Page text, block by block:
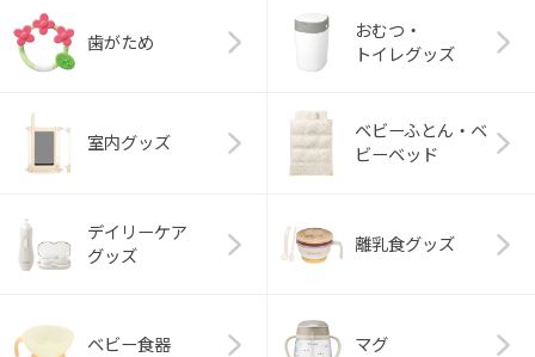
歯がため
おむつ・
トイレグッズ
室内グッズ
ベビーふとん・ベ
ビーベッド
デイリーケア
グッズ
離乳食グッズ
ベビー食器 マグ